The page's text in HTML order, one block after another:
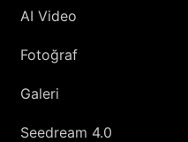
AI Video
Fotoğraf
Galeri
Seedream 4.0